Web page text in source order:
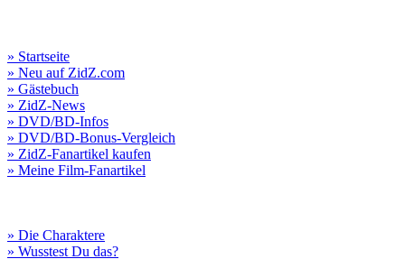
» Startseite
» Neu auf ZidZ.com
» Gästebuch
» ZidZ-News
» DVD/BD-Infos
» DVD/BD-Bonus-Vergleich
» ZidZ-Fanartikel kaufen
» Meine Film-Fanartikel
» Die Charaktere
» Wusstest Du das?